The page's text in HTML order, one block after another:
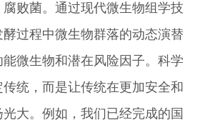
败菌。通过现代微生物组学技
过程中微生物群落的动态演替
微生物和潜在风险因子。科学
统，而是让传统在更加安全和
大。例如，我们已经完成的国